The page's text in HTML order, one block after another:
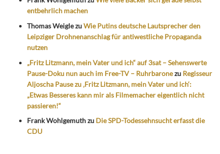
entbehrlich machen
Thomas WeiglezuWie Putins deutsche Lautsprecher den
Leipziger Drohnenanschlag für antiwestliche Propaganda
nutzen
„Fritz Litzmann, mein Vater und ich“ auf 3sat – Sehenswerte
Pause-Doku nun auch im Free-TV – Ruhrbaronezu Regisseur
Aljoscha Pause zu ‚Fritz Litzmann, mein Vater und ich‘:
„Etwas Besseres kann mir als Filmemacher eigentlich nicht
passieren!“
Frank Wohlgemuthzu Die SPD-Todessehnsucht erfasst die
CDU